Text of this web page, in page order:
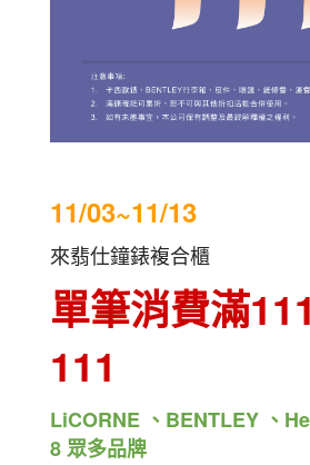
11/03~11/13
來翡仕鐘錶複合櫃
單筆消費滿
111
LiCORNE 、BENTLEY 、
8 眾多品牌